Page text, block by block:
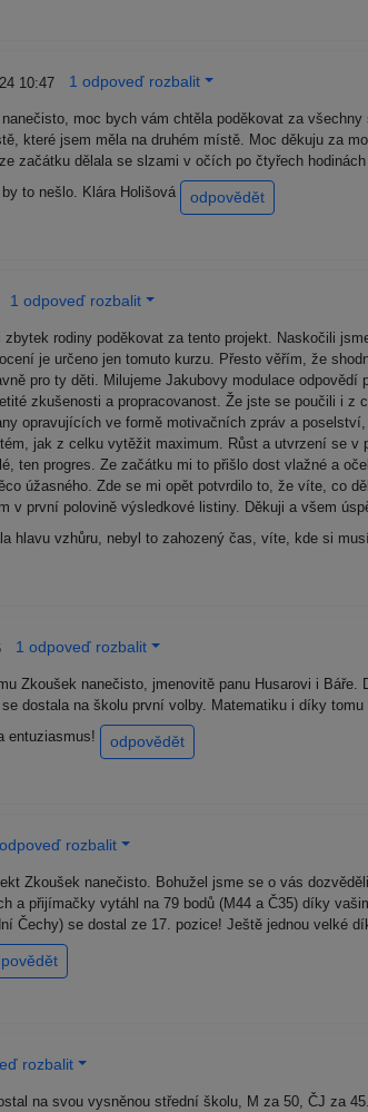
10:47 1 odpoveď rozbalit
moc bych vám chtěla poděkovat za
které jsem měla na druhém místě. Moc děkuju za
začátku dělala se slzami v očích po čtyřech
to nešlo. Klára Holišová
odpovědět
1 odpoveď rozbalit
rodiny poděkovat za tento projekt. Naskočili
je určeno jen tomuto kurzu. Přesto věřím, že
pro ty děti. Milujeme Jakubovy modulace
zkušenosti a propracovanost. Že jste se poučili i
opravujících ve formě motivačních zpráv a
jak z celku vytěžit maximum. Růst a utvrzení se
ten progres. Ze začátku mi to přišlo dost vlažné a
úžasného. Zde se mi opět potvrdilo to, že víte, co
v první polovině výsledkové listiny. Děkuji a všem
hlavu vzhůru, nebyl to zahozený čas, víte, kde si
1 odpoveď rozbalit
Zkoušek nanečisto, jmenovitě panu Husarovi i
dostala na školu první volby. Matematiku i díky
entuziasmus!
odpovědět
rozbalit
Zkoušek nanečisto. Bohužel jsme se o vás
a přijímačky vytáhl na 79 bodů (M44 a Č35) díky
Čechy) se dostal ze 17. pozice! Ještě jednou velké
rozbalit
na svou vysněnou střední školu, M za 50, ČJ za